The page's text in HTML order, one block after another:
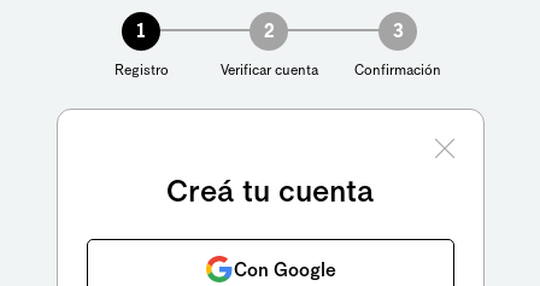
1
Registro
2
Verificar cuenta
3
Confirmación
Creá tu cuenta
Con Google